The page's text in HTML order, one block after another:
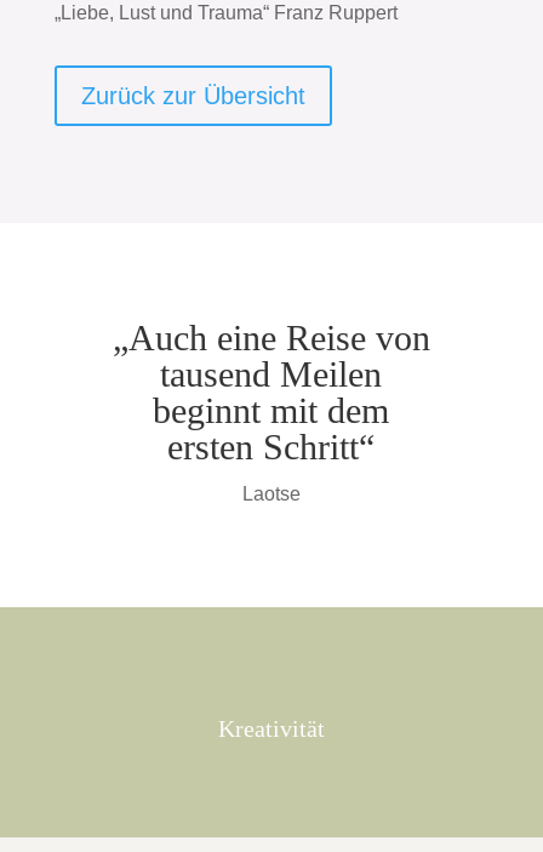
„Liebe, Lust und Trauma“ Franz Ruppert
Zurück zur Übersicht
„Auch eine Reise von
tausend Meilen
beginnt mit dem
ersten Schritt“
Laotse
Kreativität